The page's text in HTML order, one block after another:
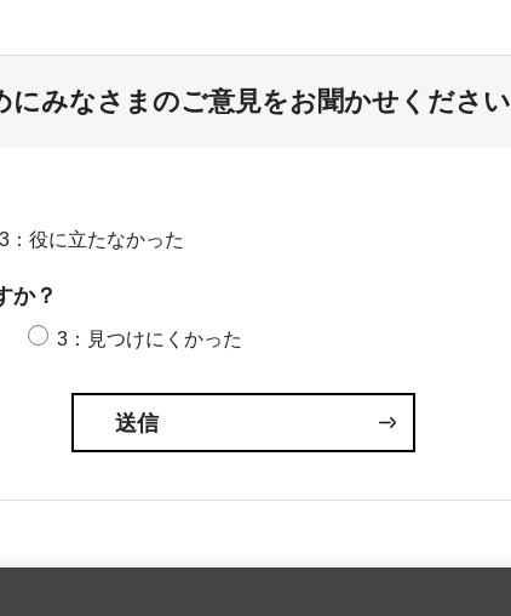
みなさまのご意見をお聞かせください
3：役に立たなかった
か？
3：見つけにくかった